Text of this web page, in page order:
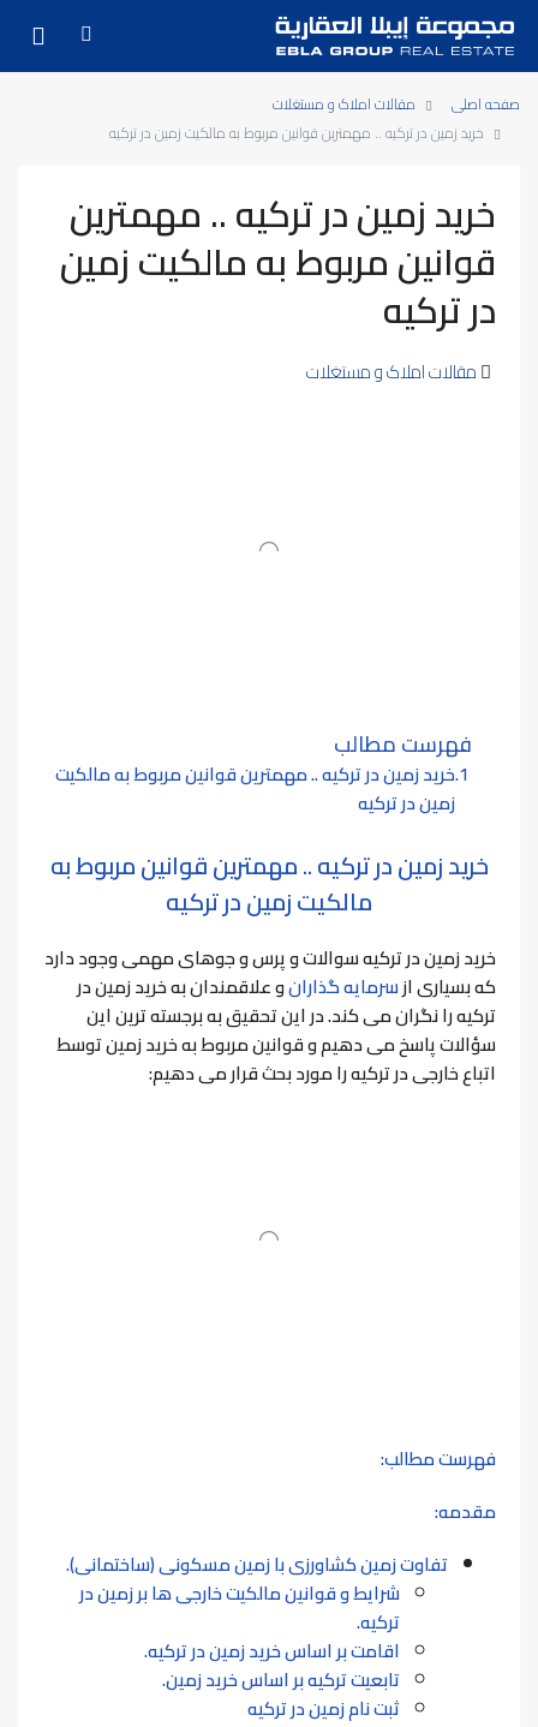
صفحه اصلی
مقالات املاک و مستغلات
خرید زمین در ترکیه .. مهمترین قوانین مربوط به مالکیت زمین در ترکیه
خرید زمین در ترکیه .. مهمترین
قوانین مربوط به مالکیت زمین
در ترکیه
مقالات املاک و مستغلات
فهرست مطالب
خرید زمین در ترکیه .. مهمترین قوانین مربوط به مالکیت
زمین در ترکیه
خرید زمین در ترکیه .. مهمترین قوانین مربوط به
مالکیت زمین در ترکیه
خرید زمین در ترکیه سوالات و پرس و جوهای مهمی وجود دارد
که بسیاری ازسرمایه گذارانو علاقمندان به خرید زمین در
ترکیه را نگران می کند. در این تحقیق به برجسته ترین این
سؤالات پاسخ می دهیم و قوانین مربوط به خرید زمین توسط
اتباع خارجی در ترکیه را مورد بحث قرار می دهیم:
فهرست مطالب:
مقدمه:
تفاوت زمین کشاورزی با زمین مسکونی (ساختمانی).
شرایط و قوانین مالکیت خارجی ها بر زمین در
ترکیه.
اقامت بر اساس خرید زمین در ترکیه.
تابعیت ترکیه بر اساس خرید زمین.
ثبت نام زمین در ترکیه